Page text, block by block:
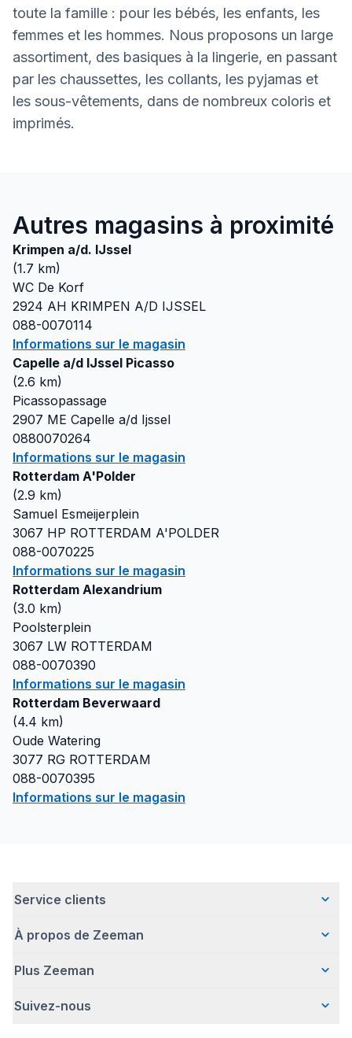
toute la famille : pour les bébés, les enfants, les
femmes et les hommes. Nous proposons un large
assortiment, des basiques à la lingerie, en passant
par les chaussettes, les collants, les pyjamas et
les sous-vêtements, dans de nombreux coloris et
imprimés.
Autres magasins à proximité
Krimpen a/d. IJssel
(1.7 km)
WC De Korf
2924 AH KRIMPEN A/D IJSSEL
088-0070114
Informations sur le magasin
Capelle a/d IJssel Picasso
(2.6 km)
Picassopassage
2907 ME Capelle a/d Ijssel
0880070264
Informations sur le magasin
Rotterdam A'Polder
(2.9 km)
Samuel Esmeijerplein
3067 HP ROTTERDAM A'POLDER
088-0070225
Informations sur le magasin
Rotterdam Alexandrium
(3.0 km)
Poolsterplein
3067 LW ROTTERDAM
088-0070390
Informations sur le magasin
Rotterdam Beverwaard
(4.4 km)
Oude Watering
3077 RG ROTTERDAM
088-0070395
Informations sur le magasin
Service clients
Questions fréquentes
Livraison
Retour d'articles
À propos de Zeeman
Qui sommes-nous ?
Une entreprise responsable
Plus Zeeman
Communiqué de presse
Suivez-nous